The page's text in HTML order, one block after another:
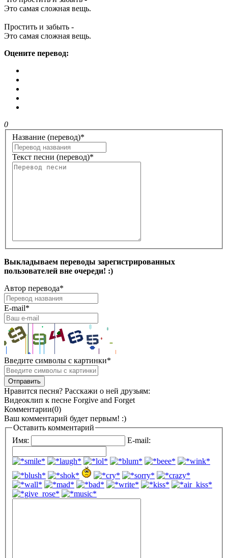
Это самая сложная вещь.
Простить и забыть -
Это самая сложная вещь.
Оцените перевод:
0
Название (перевод)*
Текст песни (перевод)*
Выкладываем переводы зарегистрированных
пользователей вне очереди! :)
Автор перевода*
E-mail*
Введите символы с картинки*
Нравится песня? Расскажи о ней друзьям:
Видеоклип к песне Forgive and Forget
Комментарии(0)
Ваш комментарий будет первым! :)
Оставить комментарий
Имя:
E-mail: